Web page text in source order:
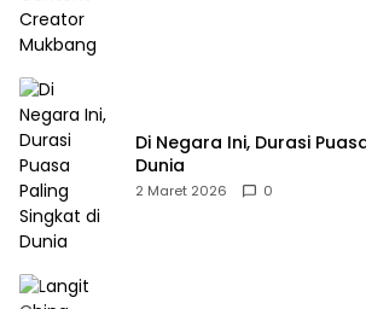
Di Negara Ini, Durasi
Dunia
2 Maret 2026 0